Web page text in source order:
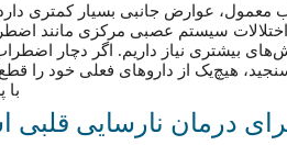
معمول، عوارض جانبی بسیار کمتری
اختلالات سیستم عصبی مرکزی مانند
بیشتری نیاز داریم. اگر دچار
هیچ‌یک از داروهای فعلی خود را قطع